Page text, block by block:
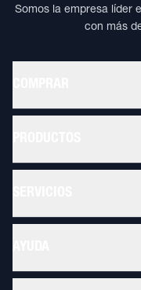
Somos la empresa líder
con más